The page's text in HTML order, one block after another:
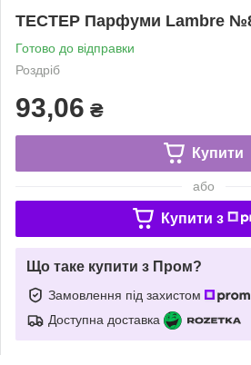
ТЕСТЕР Парфуми Lаmbre
Готово до відправки
Роздріб
93,06 ₴
Купити
або
Купити з
Що таке купити з Пром?
Замовлення під захистом
Доступна доставка